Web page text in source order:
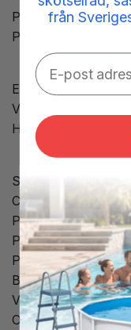
Produkttype: PCB
Producent: Balboa
Effekt:
Volt: 230
Hz: 50
Specifikationer:
Cirkulationspumpe:
Pumpe 1: Enkel
Pumpe 2: Enkel
Pumpe 3: Enkel
Blower: Ja
Varmelegeme: Ja
Ozon: Ja
från